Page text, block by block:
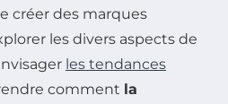
créer des marques
les divers aspects de
les tendances
comment la